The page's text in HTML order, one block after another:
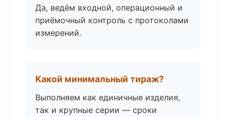
Да, ведём входной, операционный и
приёмочный контроль с протоколами
измерений.
Какой минимальный тираж?
Выполняем как единичные изделия,
так и крупные серии — сроки